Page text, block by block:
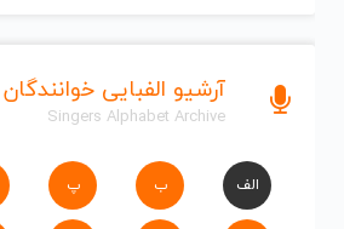
آرشیو الفبایی خوانندگان
Singers Alphabet Archive
الف ب پ